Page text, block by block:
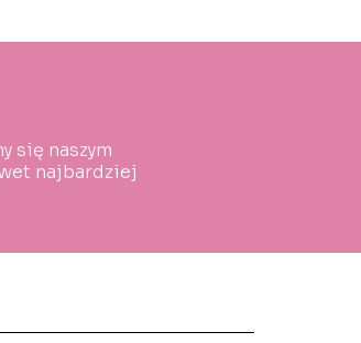
się naszym
najbardziej